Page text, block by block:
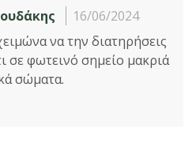
16/06/2024
να την διατηρήσεις
σε φωτεινό σημείο μακριά
σώματα.